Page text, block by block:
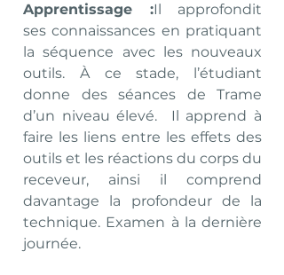
Apprentissage :Il approfondit
ses connaissances en pratiquant
la séquence avec les nouveaux
outils. À ce stade, l’étudiant
donne des séances de Trame
d’un niveau élevé. Il apprend à
faire les liens entre les effets des
outils et les réactions du corps du
receveur, ainsi il comprend
davantage la profondeur de la
technique. Examen à la dernière
journée.